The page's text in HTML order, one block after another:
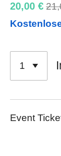
20,00 €
Event